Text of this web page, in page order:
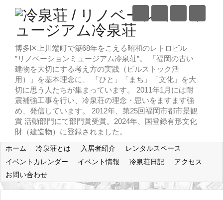
博多区上川端町で築68年をこえる昭和のレトロビル
”リノベーションミュージアム冷泉荘”。 「福岡の古い
建物を大切にする考え方の実践（ビルストック活
用）」を基本理念に、 「ひと」「まち」「文化」を大
切に思う人たちが集まっています。 2011年1月には耐
震補強工事を行い、冷泉荘の理念・思いをますます強
め、発信しています。 2012年、第25回福岡市都市景観
賞 活動部門にて部門賞受賞。2024年、国登録有形文化
財（建造物）に登録されました。
ホーム 冷泉荘とは 入居者紹介
レンタルスペース
イベントカレンダー
イベント情報 冷泉荘日記
アクセス
お問い合わせ